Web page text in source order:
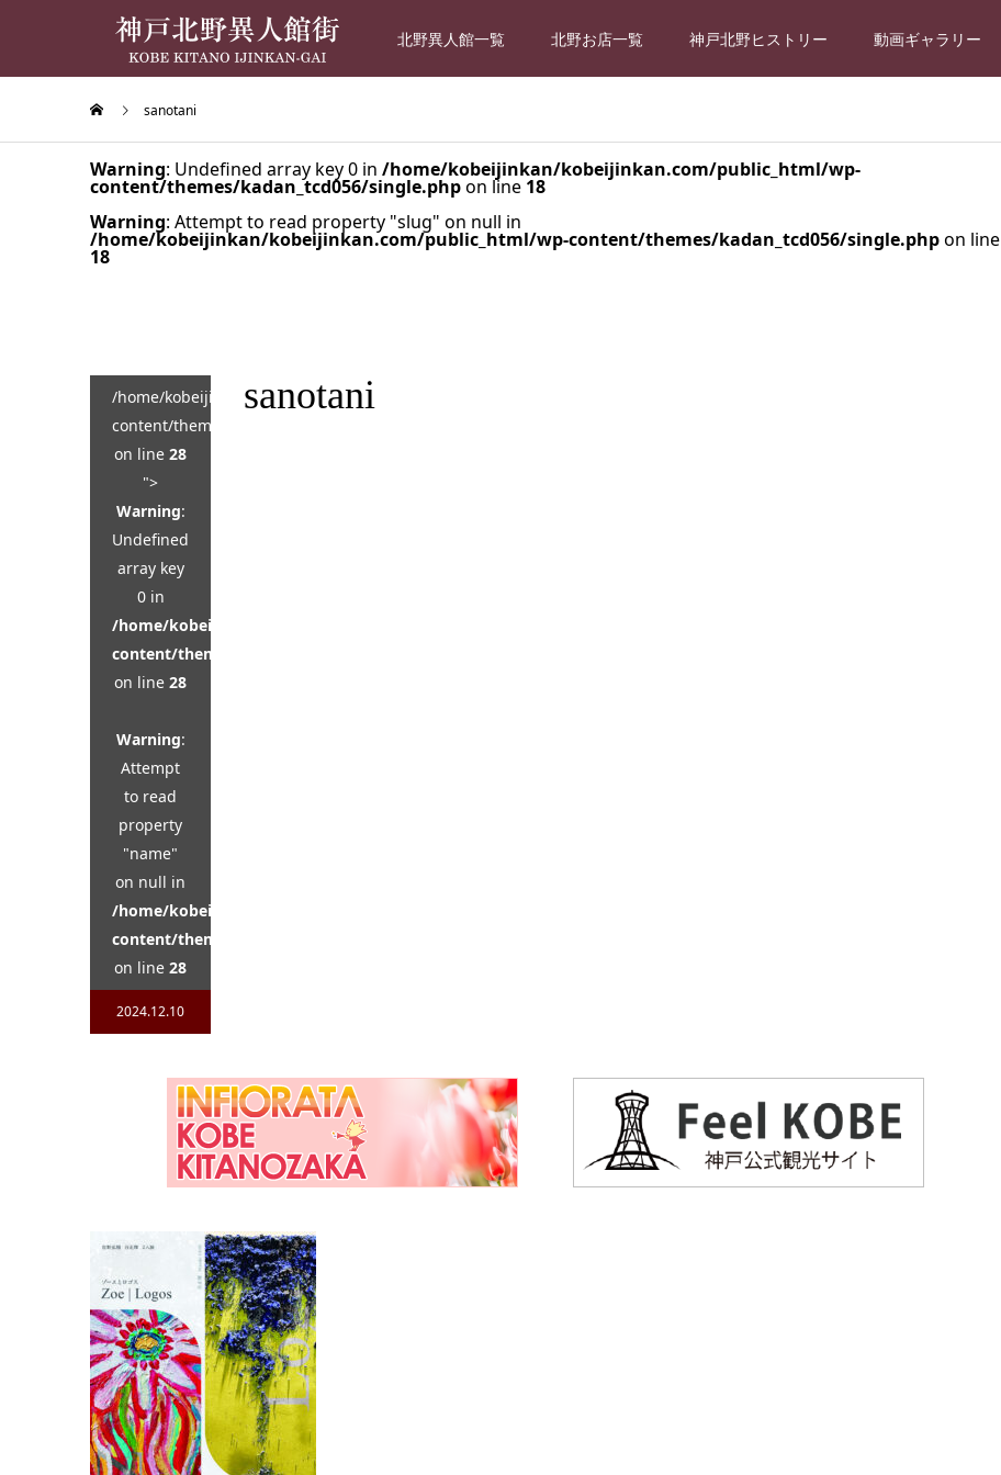
北野異人館一覧 北野お店一覧 神戸北野ヒストリー 動画ギャラリー
sanotani
Warning: Undefined array key 0 in /home/kobeijinkan/kobeijinkan.com/public_html/wp-
content/themes/kadan_tcd056/single.phpon line 18
Warning: Attempt to read property "slug" on null in
/home/kobeijinkan/kobeijinkan.com/public_html/wp-content/themes/kadan_tcd056/single.phpon line
18
/home/kobeijinkan/kobeijinkan.com/public_html/wp-
content/themes/kadan_tcd056/single.php
on line 28
">
Warning:
Undefined
array key
0 in
/home/kobeijinkan/kobeijinkan.com/public_html/wp-
content/themes/kadan_tcd056/single.php
on line 28
Warning:
Attempt
to read
property
"name"
on null in
/home/kobeijinkan/kobeijinkan.com/public_html/wp-
content/themes/kadan_tcd056/single.php
on line 28
2024.12.10
sanotani